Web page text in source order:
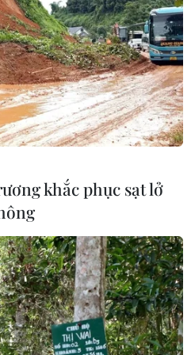
Á lên mức cao
khắc phục sạt lở